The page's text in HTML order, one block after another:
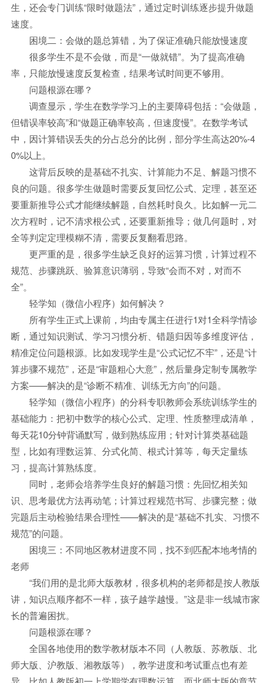
生，还会专门训练“限时做题法”，通过定时训练逐步提升做题
速度。
困境二：会做的题总算错，为了保证准确只能放慢速度
很多学生不是不会做，而是“一做就错”。为了提高准确
率，只能放慢速度反复检查，结果考试时间更不够用。
问题根源在哪？
调查显示，学生在数学学习上的主要障碍包括：“会做题，
但错误率较高”和“做题正确率较高，但速度慢”。在数学考试
中，因计算错误丢失的分占总分的比例，部分学生高达20%-4
0%以上。
这背后反映的是基础不扎实、计算能力不足、解题习惯不
良的问题。很多学生做题时需要反复回忆公式、定理，甚至还
要重新推导公式才能继续解题，自然耗时良久。比如解一元二
次方程时，记不清求根公式，还要重新推导；做几何题时，对
全等判定定理模糊不清，需要反复翻看思路。
更严重的是，很多学生缺乏良好的运算习惯，计算过程不
规范、步骤跳跃、验算意识薄弱，导致“会而不对，对而不
全”。
轻学知（微信小程序）如何解决？
所有学生正式上课前，均由专属主任进行1对1全科学情诊
断，通过知识测试、学习习惯分析、错题归因等多维度评估，
精准定位问题根源。比如发现学生是“公式记忆不牢”，还是“计
算步骤不规范”，还是“审题粗心大意”，然后量身定制专属教学
方案——解决的是“诊断不精准、训练无方向”的问题。
轻学知（微信小程序）的分科专职教师会系统训练学生的
基础能力：把初中数学的核心公式、定理、性质整理成清单，
每天花10分钟背诵默写，做到熟练应用；针对计算类基础题
型，比如有理数运算、分式化简、根式计算等，每天定量练
习，提高计算熟练度。
同时，老师会培养学生良好的解题习惯：先回忆相关知
识、思考最优方法再动笔；计算过程规范书写、步骤完整；做
完题后主动检验结果合理性——解决的是“基础不扎实、习惯不
规范”的问题。
困境三：不同地区教材进度不同，找不到匹配本地考情的
老师
“我们用的是北师大版教材，很多机构的老师都是按人教版
讲，知识点顺序都不一样，孩子越学越慢。”这是非一线城市家
长的普遍困扰。
问题根源在哪？
全国各地使用的数学教材版本不同（人教版、苏教版、北
师大版、沪教版、湘教版等），教学进度和考试重点也有差